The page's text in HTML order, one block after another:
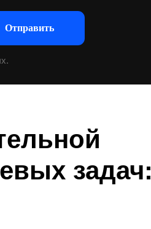
задач: